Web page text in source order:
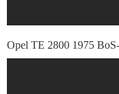
Opel TE 2800 1975